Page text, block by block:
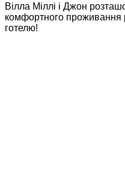
Вілла Міллі і Джон
комфортного проживання
готелю!